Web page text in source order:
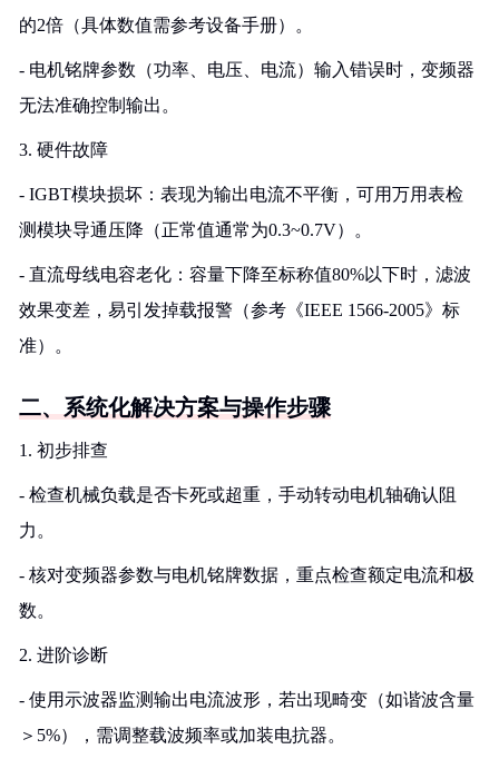
的2倍（具体数值需参考设备手册）。
- 电机铭牌参数（功率、电压、电流）输入错误时，变频器
无法准确控制输出。
3. 硬件故障
- IGBT模块损坏：表现为输出电流不平衡，可用万用表检
测模块导通压降（正常值通常为0.3~0.7V）。
- 直流母线电容老化：容量下降至标称值80%以下时，滤波
效果变差，易引发掉载报警（参考《IEEE 1566-2005》标
准）。
二、系统化解决方案与操作步骤
1. 初步排查
- 检查机械负载是否卡死或超重，手动转动电机轴确认阻
力。
- 核对变频器参数与电机铭牌数据，重点检查额定电流和极
数。
2. 进阶诊断
- 使用示波器监测输出电流波形，若出现畸变（如谐波含量
＞5%），需调整载波频率或加装电抗器。